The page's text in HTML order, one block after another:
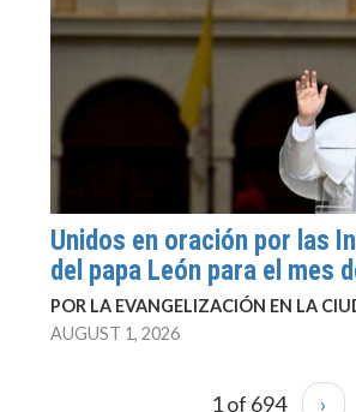
Unidos en oración por las
del papa León para el mes
POR LA EVANGELIZACIÓN EN LA
AUGUST 1, 2026
1 of 694 ›